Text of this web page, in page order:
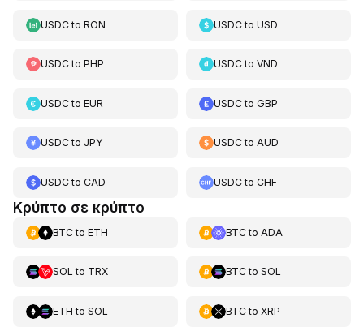
USDCto RON USDCtoUSD
USDCto PHP USDCtoVND
USDCto EUR USDCtoGBP
USDCto JPY USDCtoAUD
USDCto CAD USDCtoCHF
Κρύπτο σε κρύπτο
BTCto ETH BTCto ADA
SOL to TRX BTCto SOL
ETH to SOL BTCto XRP